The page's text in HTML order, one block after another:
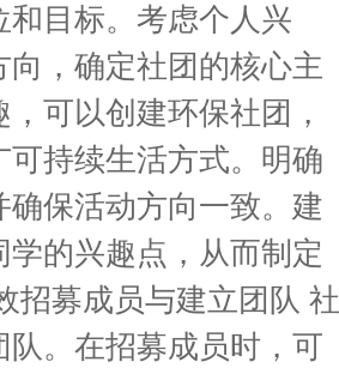
目标。考虑个人兴
，确定社团的核心主
可以创建环保社团，
持续生活方式。明确
保活动方向一致。建
的兴趣点，从而制定
招募成员与建立团队 社
。在招募成员时，可